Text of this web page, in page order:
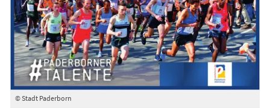
© Stadt Paderborn